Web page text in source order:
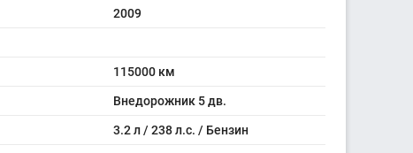
2009
115000 км
Внедорожник 5 дв.
3.2 л / 238 л.с. / Бензин